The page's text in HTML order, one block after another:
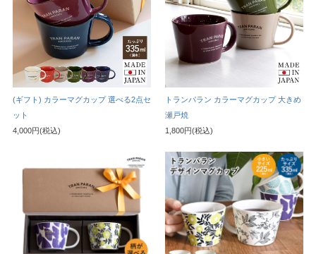
(ギフト) カラーマグカップ 選べる2点セ
ット
4,000円(税込)
トランパラン カラーマグカップ 大きめ
瀬戸焼
1,800円(税込)